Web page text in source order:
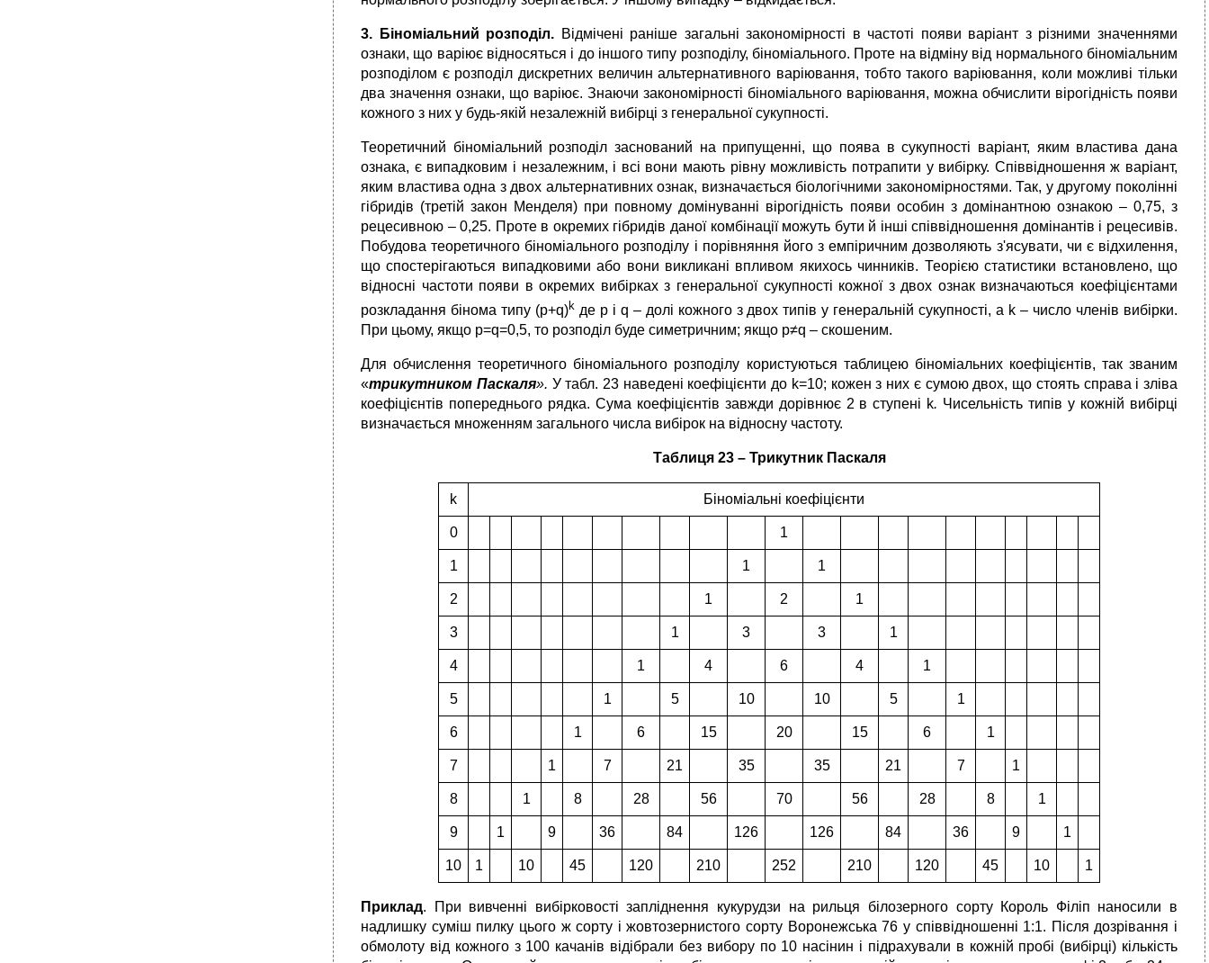
3. Біноміальний розподіл. Відмічені раніше загальні закономірності в частоті появи варіант з різними значеннями
ознаки, що варіює відносяться і до іншого типу розподілу, біноміального. Проте на відміну від нормального біноміальним
розподілом є розподіл дискретних величин альтернативного варіювання, тобто такого варіювання, коли можливі тільки
два значення ознаки, що варіює. Знаючи закономірності біноміального варіювання, можна обчислити вірогідність появи
кожного з них у будь-якій незалежній вибірці з генеральної сукупності.
Теоретичний біноміальний розподіл заснований на припущенні, що поява в сукупності варіант, яким властива дана
ознака, є випадковим і незалежним, і всі вони мають рівну можливість потрапити у вибірку. Співвідношення ж варіант,
яким властива одна з двох альтернативних ознак, визначається біологічними закономірностями. Так, у другому поколінні
гібридів (третій закон Менделя) при повному домінуванні вірогідність появи особин з домінантною ознакою – 0,75, з
рецесивною – 0,25. Проте в окремих гібридів даної комбінації можуть бути й інші співвідношення домінантів і рецесивів.
Побудова теоретичного біноміального розподілу і порівняння його з емпіричним дозволяють з'ясувати, чи є відхилення,
що спостерігаються випадковими або вони викликані впливом якихось чинників. Теорією статистики встановлено, що
відносні частоти появи в окремих вибірках з генеральної сукупності кожної з двох ознак визначаються коефіцієнтами
розкладання бінома типу (p+q)k де р і q – долі кожного з двох типів у генеральній сукупності, а k – число членів вибірки.
При цьому, якщо р=q=0,5, то розподіл буде симетричним; якщо р≠q – скошеним.
Для обчислення теоретичного біноміального розподілу користуються таблицею біноміальних коефіцієнтів, так званим
«трикутником Паскаля». У табл. 23 наведені коефіцієнти до k=10; кожен з них є сумою двох, що стоять справа і зліва
коефіцієнтів попереднього рядка. Сума коефіцієнтів завжди дорівнює 2 в ступені k. Чисельність типів у кожній вибірці
визначається множенням загального числа вибірок на відносну частоту.
Таблиця 23 – Трикутник Паскаля
k Біноміальні коефіцієнти
0 1
1 1 1
2 1 2 1
3 1 3 3 1
4 1 4 6 4 1
5 1 5 10 10 5 1
6 1 6 15 20 15 6 1
7 1 7 21 35 35 21 7 1
8 1 8 28 56 70 56 28 8 1
9 1 9 36 84 126 126 84 36 9 1
10 1 10 45 120 210 252 210 120 45 10 1
Приклад. При вивченні вибірковості запліднення кукурудзи на рильця білозерного сорту Король Філіп наносили в
надлишку суміш пилку цього ж сорту і жовтозернистого сорту Воронежська 76 у співвідношенні 1:1. Після дозрівання і
обмолоту від кожного з 100 качанів відібрали без вибору по 10 насінин і підрахували в кожній пробі (вибірці) кількість